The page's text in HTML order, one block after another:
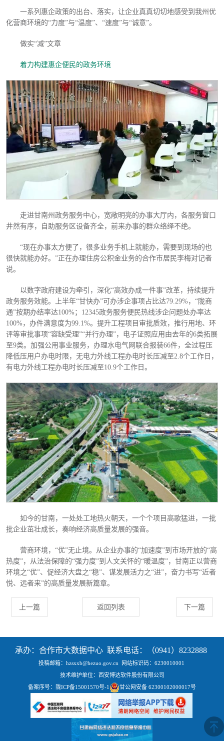
一系列惠企政策的出台、落实，让企业真真切切地感受到我州优
化营商环境的“力度”与“温度”、“速度”与“诚意”。
做实“减”文章
着力构建惠企便民的政务环境
走进甘南州政务服务中心，宽敞明亮的办事大厅内，各服务窗口
井然有序，自助服务区设备齐全，前来办事的群众络绎不绝。
“现在办事太方便了，很多业务手机上就能办，需要到现场的也
很快就能办好。”正在办理住房公积金业务的合作市居民李梅对记者
说。
以数字政府建设为牵引，深化“高效办成一件事”改革，持续提升
政务服务效能。上半年“甘快办”可办涉企事项占比达79.29%，“陇商
通”按期办结率达100%；12345政务服务便民热线涉企问题处办率达
100%，办件满意度为99.1%。提升工程项目审批质效，推行用地、环
评等审批事项“容缺受理”“并行办理”，电子证照应用由去年的6类拓展
至9类。加强公用事业服务，办理水电气网联合报装66件，全过程压
降低压用户办电时限，无电力外线工程办电时长压减至2.8个工作日，
有电力外线工程办电时长压减至10.9个工作日。
如今的甘南，一处处工地热火朝天，一个个项目高歌猛进，一批
批企业茁壮成长，奏响经济高质量发展的强音。
营商环境， “优”无止境。从企业办事的“加速度”到市场开放的“高
热度”，从法治保障的“强力度”到人文关怀的“暖温度”，甘南正以营商
环境之“优”、促经济大盘之“稳”、谋发展活力之“进”，奋力书写“近者
悦、远者来”的高质量发展新篇章。
上一篇 返回列表 下一篇
承办：合作市大数据中心 联系电话：（0941）8232888
投稿邮箱：hzsxxb@hezuo.gov.cn
网站标识码：6230010001
技术维护单位：西安博达软件股份有限公司
备案序号：
陇ICP备15001570号-1 甘公网安备 62300102000017号